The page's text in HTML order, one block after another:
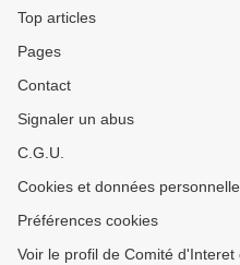
Top articles
Pages
Contact
Signaler un abus
C.G.U.
Cookies et données
Préférences cookies
Voir le profil de Comité